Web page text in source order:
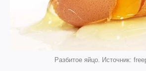
Разбитое яйцо. Источник: